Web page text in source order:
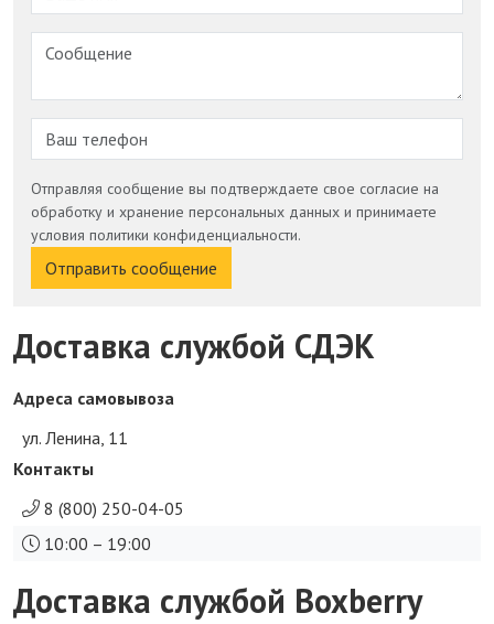
Отправляя сообщение вы подтверждаете свое согласие на
обработку и хранение персональных данных и принимаете
условия политики конфиденциальности.
Отправить сообщение
Доставка службой СДЭК
Адреса самовывоза
ул. Ленина, 11
Контакты
8 (800) 250-04-05
10:00 – 19:00
Доставка службой Boxberry